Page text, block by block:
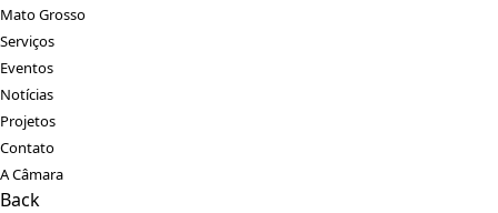
Mato Grosso
Serviços
Eventos
Notícias
Projetos
Contato
A Câmara
Back